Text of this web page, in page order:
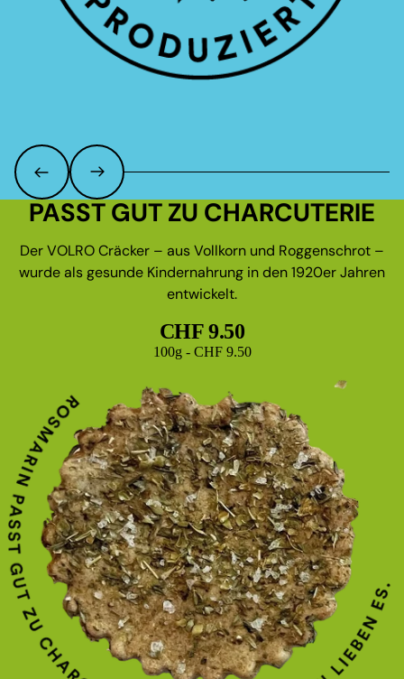
PASST GUT ZU CHARCUTERIE
Der VOLRO Cräcker – aus Vollkorn und Roggenschrot –
wurde als gesunde Kindernahrung in den 1920er Jahren
entwickelt.
CHF 9.50
Grundpreis
100g - CHF 9.50